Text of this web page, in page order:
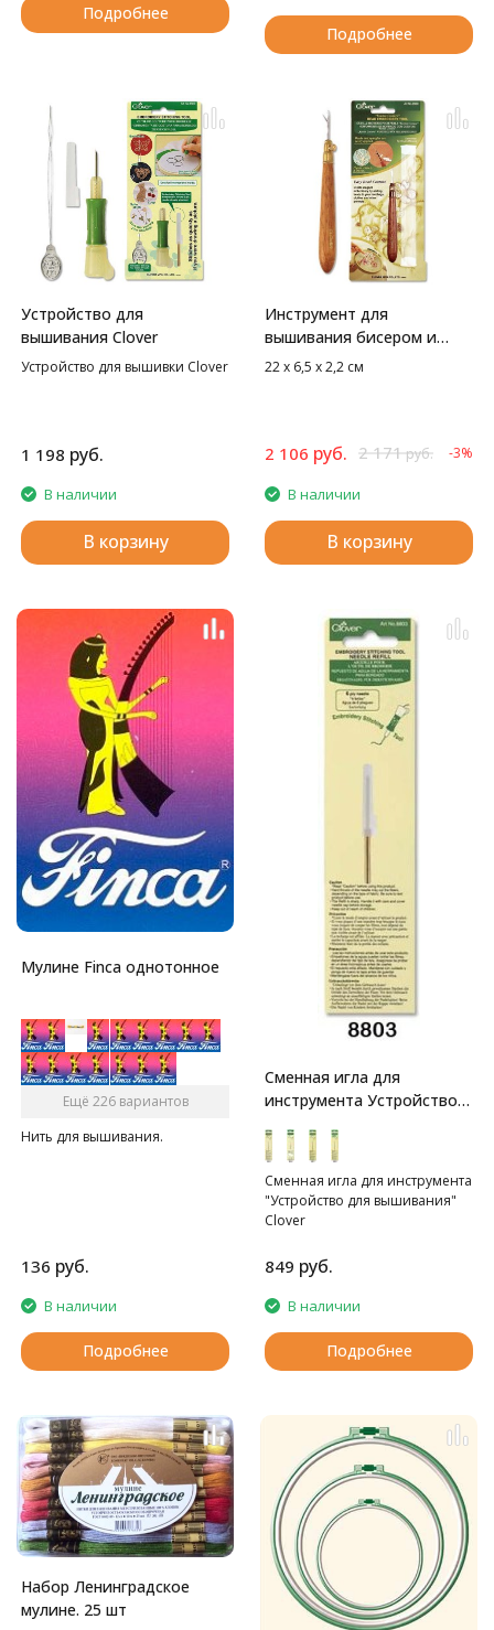
Подробнее
Подробнее
Устройство для
вышивания Clover
Устройство для вышивки Clover
1 198 руб.
В наличии
В корзину
Инструмент для
вышивания бисером и
пайетками
22 х 6,5 х 2,2 см
2 106 руб. 2 171руб. -3%
В наличии
В корзину
Мулине Finca однотонное
Ещё 226 вариантов
Нить для вышивания.
136 руб.
В наличии
Подробнее
Сменная игла для
инструмента Устройство
Сменная игла для инструмента
"Устройство для вышивания"
Clover
849 руб.
В наличии
Подробнее
Набор Ленинградское
мулине. 25 шт